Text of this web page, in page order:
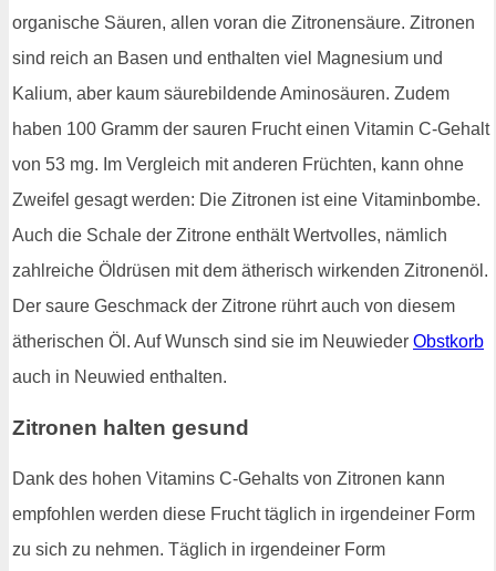
organische Säuren, allen voran die Zitronensäure. Zitronen
sind reich an Basen und enthalten viel Magnesium und
Kalium, aber kaum säurebildende Aminosäuren. Zudem
haben 100 Gramm der sauren Frucht einen Vitamin C-Gehalt
von 53 mg. Im Vergleich mit anderen Früchten, kann ohne
Zweifel gesagt werden: Die Zitronen ist eine Vitaminbombe.
Auch die Schale der Zitrone enthält Wertvolles, nämlich
zahlreiche Öldrüsen mit dem ätherisch wirkenden Zitronenöl.
Der saure Geschmack der Zitrone rührt auch von diesem
ätherischen Öl. Auf Wunsch sind sie im Neuwieder Obstkorb
auch in Neuwied enthalten.
Zitronen halten gesund
Dank des hohen Vitamins C-Gehalts von Zitronen kann
empfohlen werden diese Frucht täglich in irgendeiner Form
zu sich zu nehmen. Täglich in irgendeiner Form